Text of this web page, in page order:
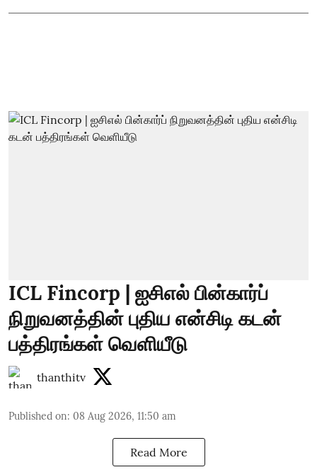
ICL Fincorp | ஐசிஎல் பின்கார்ப்
நிறுவனத்தின் புதிய என்சிடி கடன்
பத்திரங்கள் வெளியீடு
thanthitv
Published on: 08 Aug 2026, 11:50 am
Read More